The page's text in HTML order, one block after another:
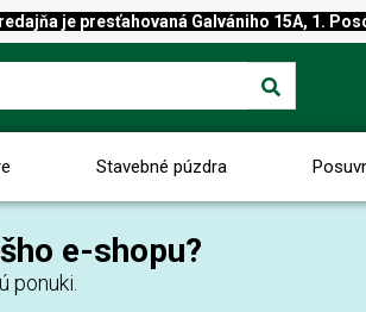
je presťahovaná Galvániho 15A, 1.
Stavebné púzdra
e-shopu?
ponuki.